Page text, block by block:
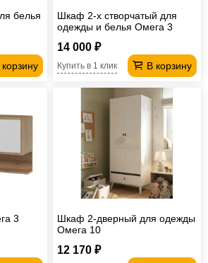
белья
Шкаф 2-х створчатый для
одежды и белья Омега 3
14 000 ₽
В корзину
Купить в 1 клик
3
Шкаф 2-дверный для одежды
Омега 10
12 170 ₽